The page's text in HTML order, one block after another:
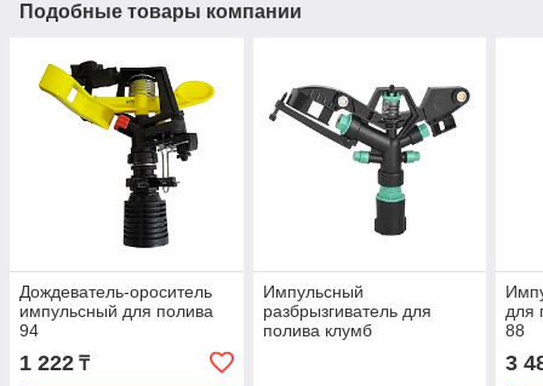
Подобные товары компании
Дождеватель-ороситель
импульсный для полива
94
1 222 ₸
Импульсный
разбрызгиватель для
полива клумб
для
88
3